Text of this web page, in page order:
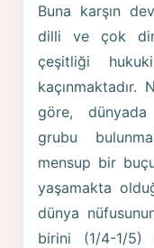
Buna karşın
dilli ve çok
çeşitliği
kaçınmaktadır.
göre, dünyada
grubu
mensup bir
yaşamakta
dünya
birini (1/4-1/5)